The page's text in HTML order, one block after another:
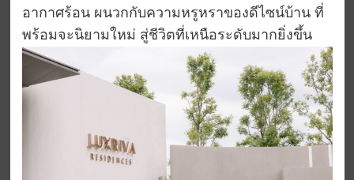
อากาศร้อน ผนวกกับความหรูหราของดีไซน์บ้าน ที่
พร้อมจะนิยามใหม่ สู่ชีวิตที่เหนือระดับมากยิ่งขึ้น